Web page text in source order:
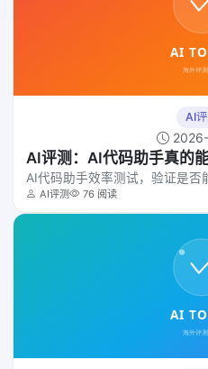
AI评
AI评测：AI代码助手真的
AI代码助手效率测试，验证是否
AI评测 76 阅读